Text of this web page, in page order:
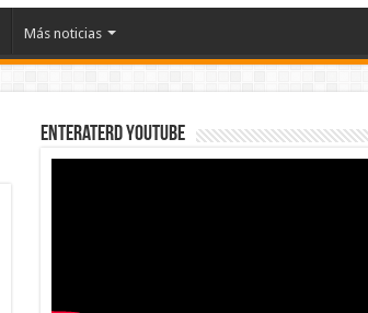
Más noticias
EnterateRD YOUTUBE